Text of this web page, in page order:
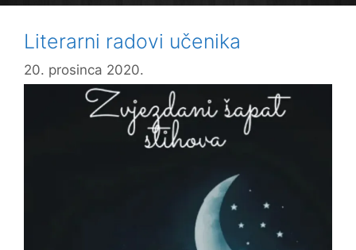
Literarni radovi učenika
20. prosinca 2020.